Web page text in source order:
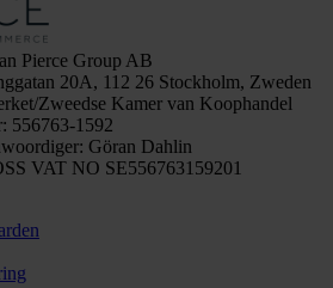
Pierce Group AB
20A, 112 26 Stockholm, Zweden
Zweedse Kamer van Koophandel
556763-1592
Göran Dahlin
VAT NO SE556763159201